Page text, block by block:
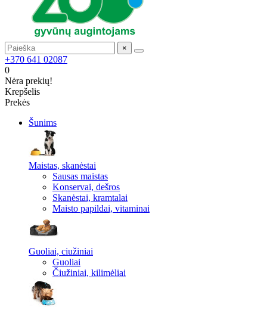
×
+370 641 02087
0
Nėra prekių!
Krepšelis
Prekės
Šunims
Maistas, skanėstai
Sausas maistas
Konservai, dešros
Skanėstai, kramtalai
Maisto papildai, vitaminai
Guoliai, ciužiniai
Guoliai
Čiužiniai, kilimėliai